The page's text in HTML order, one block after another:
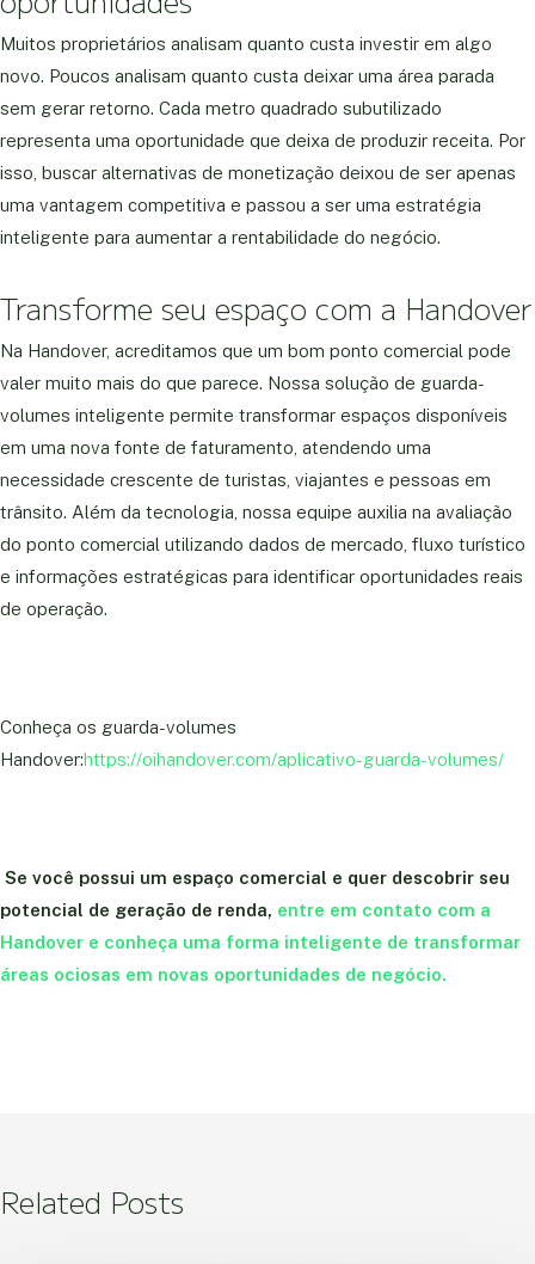
Muitos proprietários analisam quanto custa investir em algo
novo. Poucos analisam quanto custa deixar uma área parada
sem gerar retorno. Cada metro quadrado subutilizado
representa uma oportunidade que deixa de produzir receita. Por
isso, buscar alternativas de monetização deixou de ser apenas
uma vantagem competitiva e passou a ser uma estratégia
inteligente para aumentar a rentabilidade do negócio.
Transforme seu espaço com a Handover
Na Handover, acreditamos que um bom ponto comercial pode
valer muito mais do que parece. Nossa solução de guarda-
volumes inteligente permite transformar espaços disponíveis
em uma nova fonte de faturamento, atendendo uma
necessidade crescente de turistas, viajantes e pessoas em
trânsito. Além da tecnologia, nossa equipe auxilia na avaliação
do ponto comercial utilizando dados de mercado, fluxo turístico
e informações estratégicas para identificar oportunidades reais
de operação.
Conheça os guarda-volumes
Handover:https://oihandover.com/aplicativo-guarda-volumes/
Se você possui um espaço comercial e quer descobrir seu
potencial de geração de renda, entre em contato com a
Handover e conheça uma forma inteligente de transformar
áreas ociosas em novas oportunidades de negócio.
Related Posts